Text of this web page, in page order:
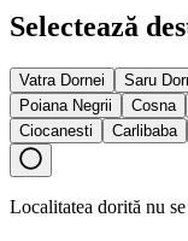
Selectează
Vatra Dornei Saru
Poiana Negrii
Cosna
Ciocanesti
Carlibaba
Localitatea dorită nu